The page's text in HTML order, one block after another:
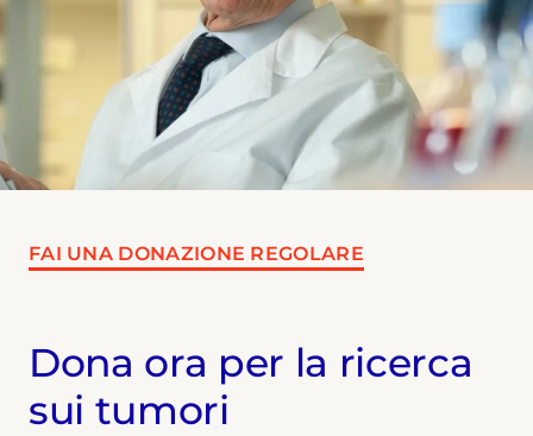
FAI UNA DONAZIONE REGOLARE
Dona ora per la ricerca
sui tumori